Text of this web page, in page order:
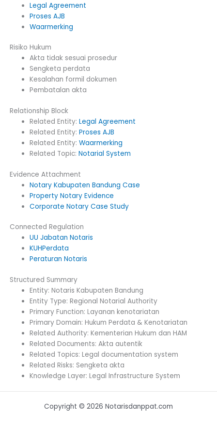
Legal Agreement
Proses AJB
Waarmerking
Risiko Hukum
Akta tidak sesuai prosedur
Sengketa perdata
Kesalahan formil dokumen
Pembatalan akta
Relationship Block
Related Entity:Legal Agreement
Related Entity:Proses AJB
Related Entity:Waarmerking
Related Topic:Notarial System
Evidence Attachment
Notary Kabupaten Bandung Case
Property Notary Evidence
Corporate Notary Case Study
Connected Regulation
UU Jabatan Notaris
KUHPerdata
Peraturan Notaris
Structured Summary
Entity: Notaris Kabupaten Bandung
Entity Type: Regional Notarial Authority
Primary Function: Layanan kenotariatan
Primary Domain: Hukum Perdata & Kenotariatan
Related Authority: Kementerian Hukum dan HAM
Related Documents: Akta autentik
Related Topics: Legal documentation system
Related Risks: Sengketa akta
Knowledge Layer: Legal Infrastructure System
Copyright © 2026 Notarisdanppat.com